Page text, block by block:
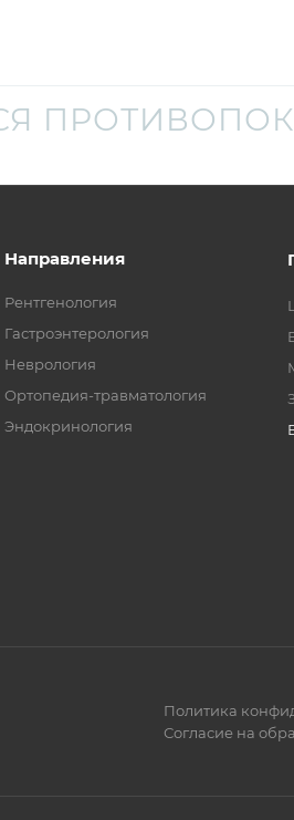
Направления
Рентгенология
Гастроэнтерология
Неврология
Ортопедия-травматология
Эндокринология
Политика
Согласие на